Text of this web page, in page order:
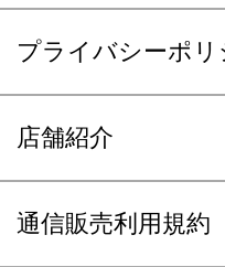
プライバシーポリ
店舗紹介
通信販売利用規約